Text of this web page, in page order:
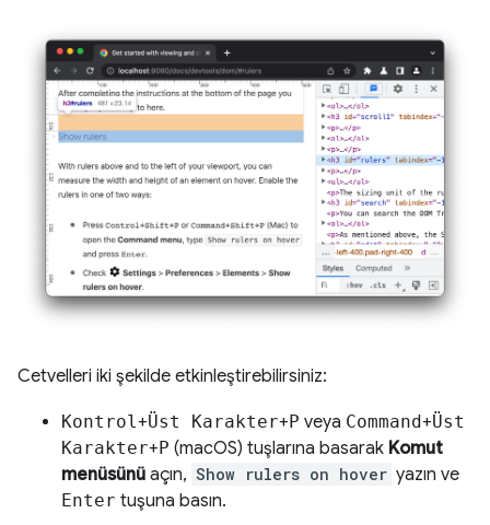
Cetvelleri iki şekilde etkinleştirebilirsiniz:
Kontrol+Üst Karakter+ P veya Command+Üst
Karakter+ P (macOS) tuşlarına basarak Komut
menüsünü açın, Show rulers on hover yazın ve
Enter tuşuna basın.